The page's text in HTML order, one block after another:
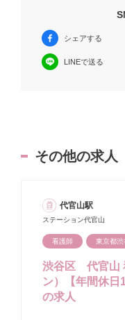
シェアする
LINEで送る
その他の求人
代官山駅
ステーション代官山
看護師 東京都渋
渋谷区 代官山
ン）【年間休日
の求人